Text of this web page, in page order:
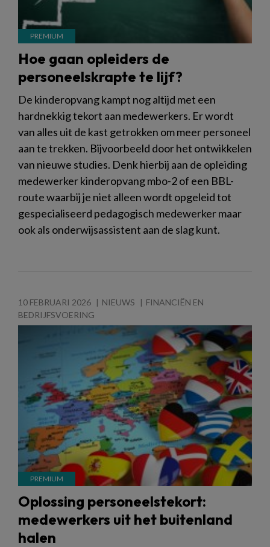
Hoe gaan opleiders de
personeelskrapte te lijf?
De kinderopvang kampt nog altijd met een
hardnekkig tekort aan medewerkers. Er wordt
van alles uit de kast getrokken om meer personeel
aan te trekken. Bijvoorbeeld door het ontwikkelen
van nieuwe studies. Denk hierbij aan de opleiding
medewerker kinderopvang mbo-2 of een BBL-
route waarbij je niet alleen wordt opgeleid tot
gespecialiseerd pedagogisch medewerker maar
ook als onderwijsassistent aan de slag kunt.
10 FEBRUARI 2026 NIEUWS
FINANCIËN EN
BEDRIJFSVOERING
Oplossing personeelstekort:
medewerkers uit het buitenland
halen